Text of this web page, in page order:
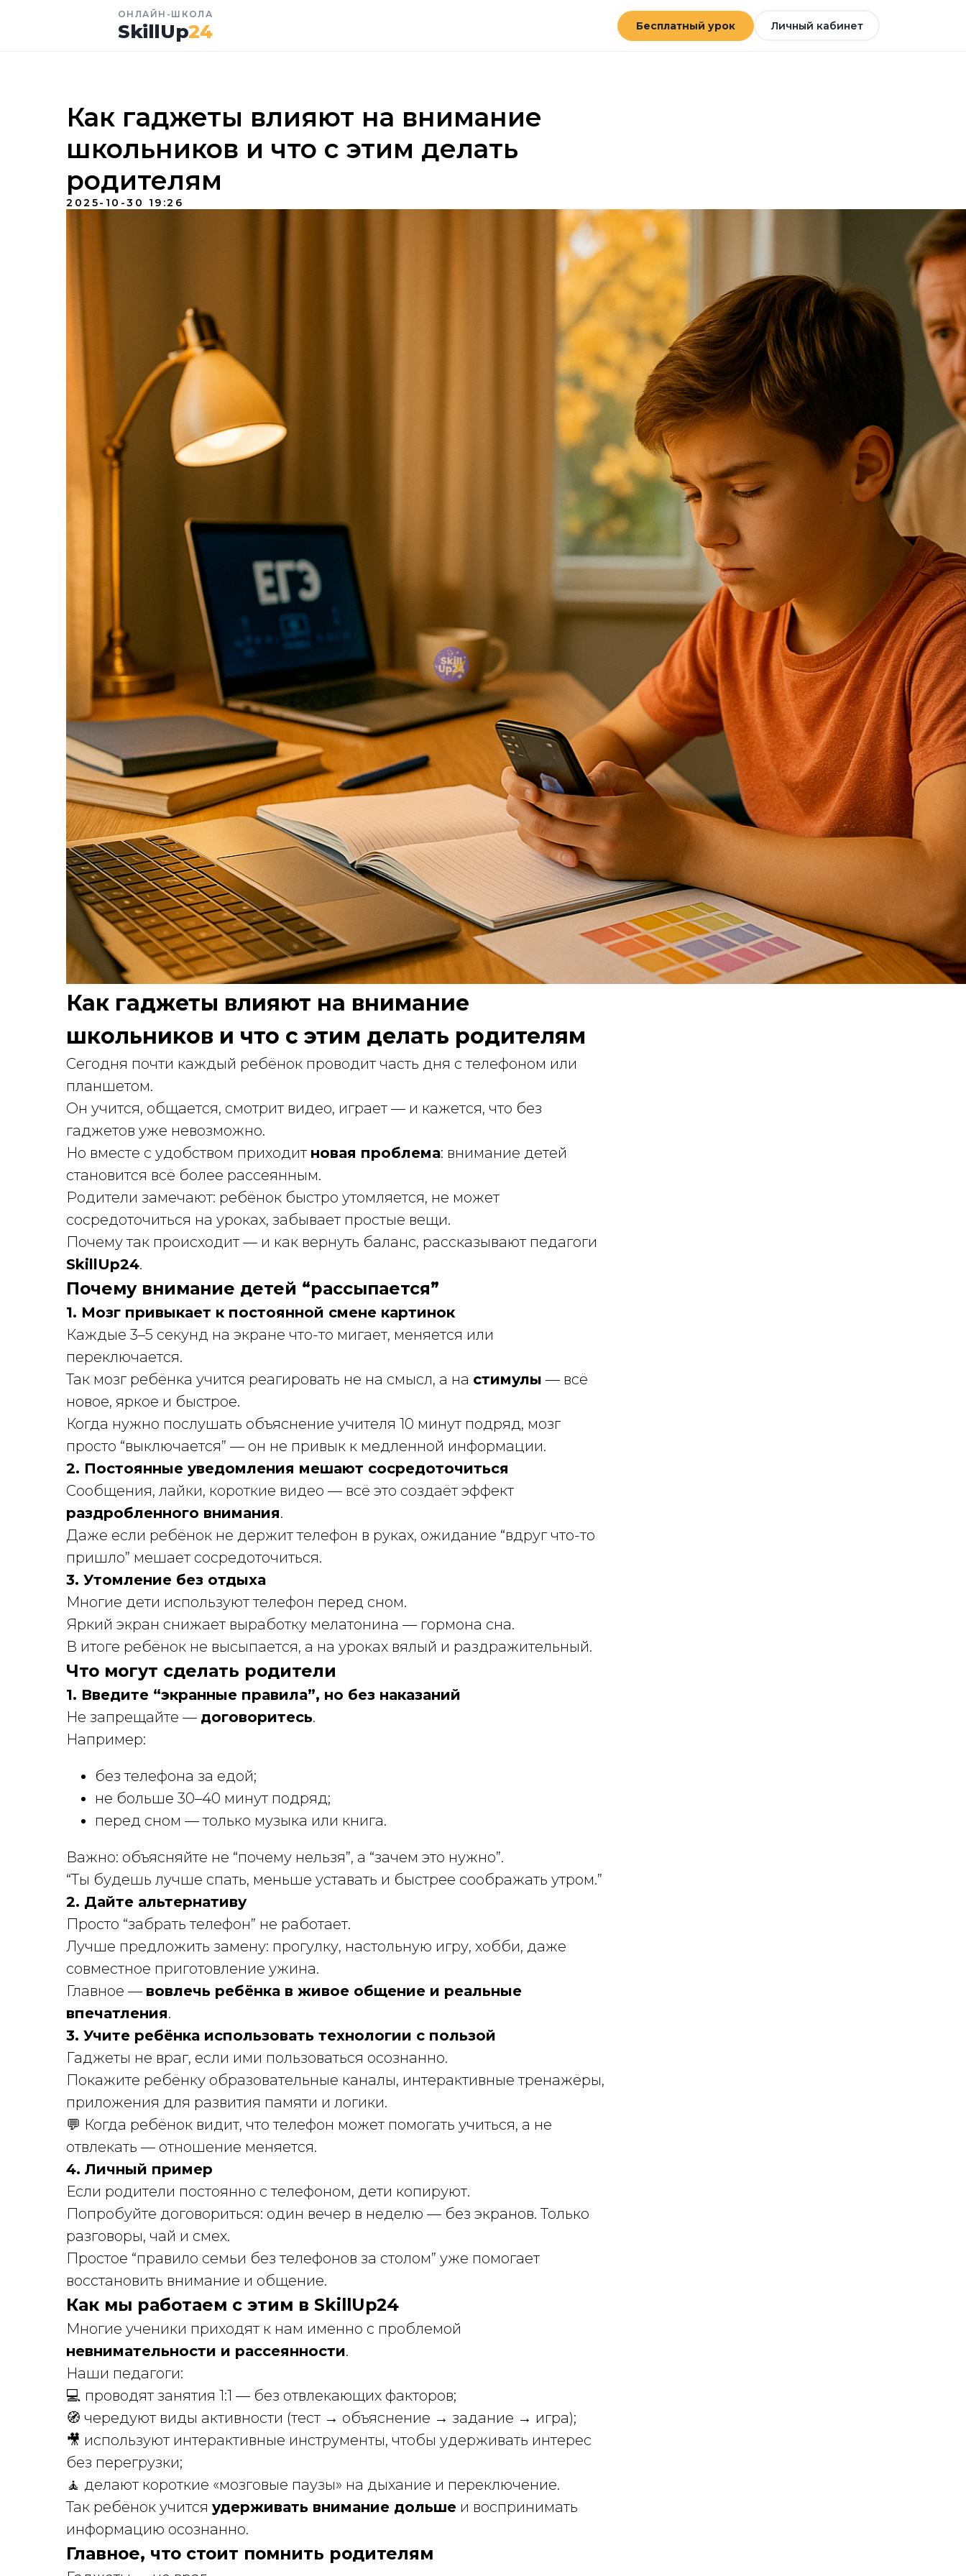
ОНЛАЙН-ШКОЛА
SkillUp24 Бесплатный урок Личный кабинет
Как гаджеты влияют на внимание
школьников и что с этим делать
родителям
2025-10-30 19:26
Как гаджеты влияют на внимание
школьников и что с этим делать родителям
Сегодня почти каждый ребёнок проводит часть дня с телефоном или
планшетом.
Он учится, общается, смотрит видео, играет — и кажется, что без
гаджетов уже невозможно.
Но вместе с удобством приходит новая проблема: внимание детей
становится всё более рассеянным.
Родители замечают: ребёнок быстро утомляется, не может
сосредоточиться на уроках, забывает простые вещи.
Почему так происходит — и как вернуть баланс, рассказывают педагоги
SkillUp24.
Почему внимание детей “рассыпается”
1. Мозг привыкает к постоянной смене картинок
Каждые 3–5 секунд на экране что-то мигает, меняется или
переключается.
Так мозг ребёнка учится реагировать не на смысл, а на стимулы — всё
новое, яркое и быстрое.
Когда нужно послушать объяснение учителя 10 минут подряд, мозг
просто “выключается” — он не привык к медленной информации.
2. Постоянные уведомления мешают сосредоточиться
Сообщения, лайки, короткие видео — всё это создаёт эффект
раздробленного внимания.
Даже если ребёнок не держит телефон в руках, ожидание “вдруг что-то
пришло” мешает сосредоточиться.
3. Утомление без отдыха
Многие дети используют телефон перед сном.
Яркий экран снижает выработку мелатонина — гормона сна.
В итоге ребёнок не высыпается, а на уроках вялый и раздражительный.
Что могут сделать родители
1. Введите “экранные правила”, но без наказаний
Не запрещайте — договоритесь.
Например:
без телефона за едой;
не больше 30–40 минут подряд;
перед сном — только музыка или книга.
Важно: объясняйте не “почему нельзя”, а “зачем это нужно”.
“Ты будешь лучше спать, меньше уставать и быстрее соображать утром.”
2. Дайте альтернативу
Просто “забрать телефон” не работает.
Лучше предложить замену: прогулку, настольную игру, хобби, даже
совместное приготовление ужина.
Главное — вовлечь ребёнка в живое общение и реальные
впечатления.
3. Учите ребёнка использовать технологии с пользой
Гаджеты не враг, если ими пользоваться осознанно.
Покажите ребёнку образовательные каналы, интерактивные тренажёры,
приложения для развития памяти и логики.
💬 Когда ребёнок видит, что телефон может помогать учиться, а не
отвлекать — отношение меняется.
4. Личный пример
Если родители постоянно с телефоном, дети копируют.
Попробуйте договориться: один вечер в неделю — без экранов. Только
разговоры, чай и смех.
Простое “правило семьи без телефонов за столом” уже помогает
восстановить внимание и общение.
Как мы работаем с этим в SkillUp24
Многие ученики приходят к нам именно с проблемой
невнимательности и рассеянности.
Наши педагоги:
💻 проводят занятия 1:1 — без отвлекающих факторов;
🧭 чередуют виды активности (тест → объяснение → задание → игра);
🎥 используют интерактивные инструменты, чтобы удерживать интерес
без перегрузки;
🧘 делают короткие «мозговые паузы» на дыхание и переключение.
Так ребёнок учится удерживать внимание дольше и воспринимать
информацию осознанно.
Главное, что стоит помнить родителям